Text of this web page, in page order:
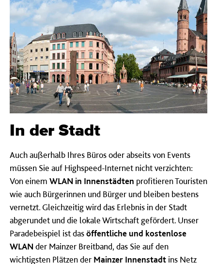
In der Stadt
Auch außerhalb Ihres Büros oder abseits von Events
müssen Sie auf Highspeed-Internet nicht verzichten:
Von einem WLAN in Innenstädten profitieren Touristen
wie auch Bürgerinnen und Bürger und bleiben bestens
vernetzt. Gleichzeitig wird das Erlebnis in der Stadt
abgerundet und die lokale Wirtschaft gefördert. Unser
Paradebeispiel ist dasöffentliche und kostenlose
WLAN der Mainzer Breitband, das Sie auf den
wichtigsten Plätzen der Mainzer Innenstadt ins Netz